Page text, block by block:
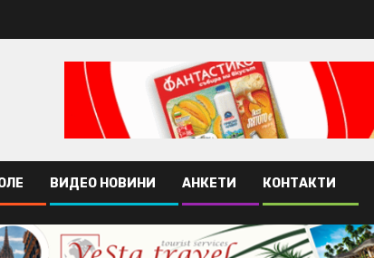
ВИДЕО НОВИНИ АНКЕТИ КОНТАКТИ